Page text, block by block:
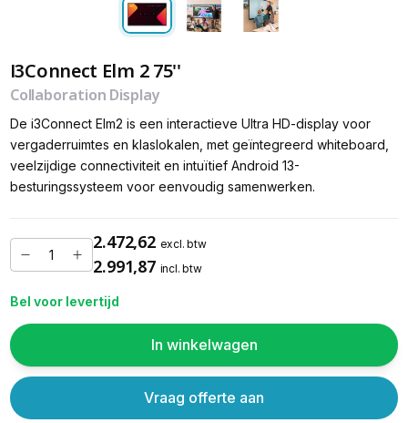
I3Connect Elm 2 75''
Collaboration Display
De i3Connect Elm2 is een interactieve Ultra HD-display voor
vergaderruimtes en klaslokalen, met geïntegreerd whiteboard,
veelzijdige connectiviteit en intuïtief Android 13-
besturingssysteem voor eenvoudig samenwerken.
2.472,62 excl. btw
2.991,87 incl. btw
Bel voor levertijd
In winkelwagen
Vraag offerte aan